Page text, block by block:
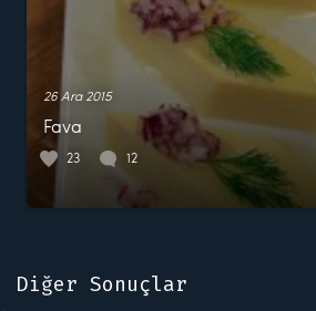
26 Ara 2015
Fava
23 12
Diğer Sonuçlar